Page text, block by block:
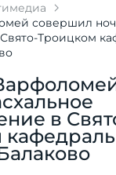
совершил
Троицком
в